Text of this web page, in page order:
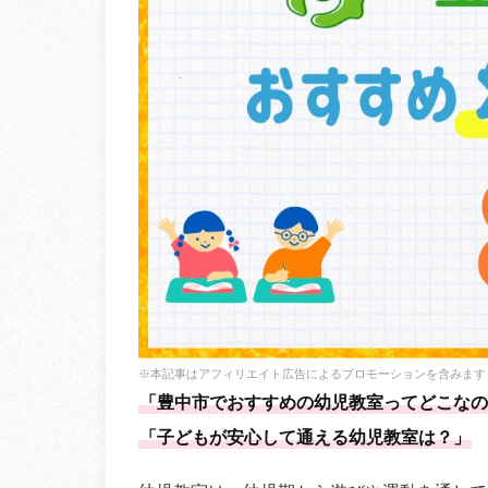
※本記事はアフィリエイト広告によるプロモーションを含みます
「豊中市でおすすめの幼児教室ってどこな
「子どもが安心して通える幼児教室は？」